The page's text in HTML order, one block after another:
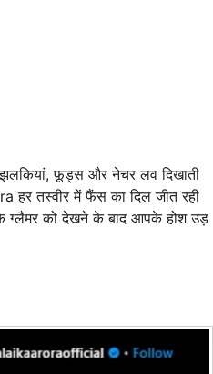
झलकियां, फूड्स और नेचर लव दिखाती
हर तस्वीर में फैंस का दिल जीत रही
ग्लैमर को देखने के बाद आपके होश उड़